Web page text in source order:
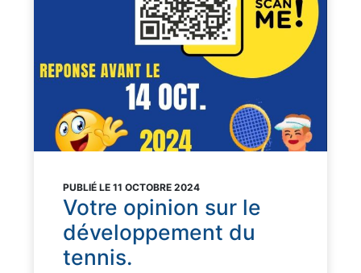
PUBLIÉ LE 11 OCTOBRE 2024
Votre opinion sur le
développement du
tennis.